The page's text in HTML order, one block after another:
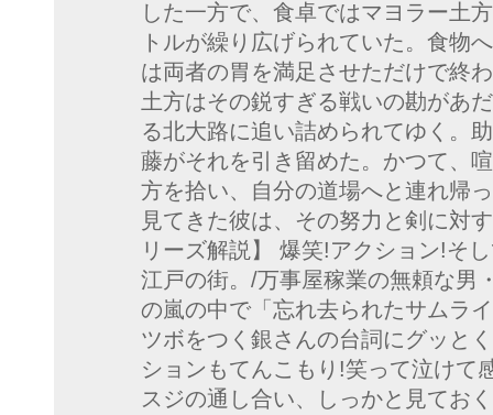
した一方で、食卓ではマヨラー土
トルが繰り広げられていた。食物
は両者の胃を満足させただけで終
土方はその鋭すぎる戦いの勘があ
る北大路に追い詰められてゆく。
藤がそれを引き留めた。かつて、
方を拾い、自分の道場へと連れ帰
見てきた彼は、その努力と剣に対
リーズ解説】 爆笑!アクション!そ
江戸の街。/万事屋稼業の無頼な男
の嵐の中で「忘れ去られたサムラ
ツボをつく銀さんの台詞にグッと
ションもてんこもり!笑って泣けて
スジの通し合い、しっかと見てお